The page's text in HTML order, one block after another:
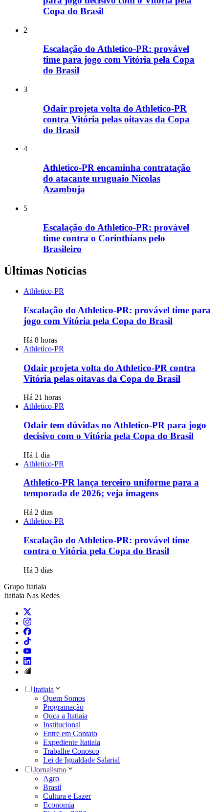
Copa do Brasil
2
Escalação do Athletico-PR: provável
time para jogo com Vitória pela Copa
do Brasil
3
Odair projeta volta do Athletico-PR
contra Vitória pelas oitavas da Copa
do Brasil
4
Athletico-PR encaminha contratação
do atacante uruguaio Nicolas
Azambuja
5
Escalação do Athletico-PR: provável
time contra o Corinthians pelo
Brasileiro
Últimas Notícias
Athletico-PR
Escalação do Athletico-PR: provável time para
jogo com Vitória pela Copa do Brasil
Há 8 horas
Athletico-PR
Odair projeta volta do Athletico-PR contra
Vitória pelas oitavas da Copa do Brasil
Há 21 horas
Athletico-PR
Odair tem dúvidas no Athletico-PR para jogo
decisivo com o Vitória pela Copa do Brasil
Há 1 dia
Athletico-PR
Athletico-PR lança terceiro uniforme para a
temporada de 2026; veja imagens
Há 2 dias
Athletico-PR
Escalação do Athletico-PR: provável time
contra o Vitória pela Copa do Brasil
Há 3 dias
Grupo Itatiaia
Itatiaia Nas Redes
Itatiaia
Quem Somos
Programação
Ouça a Itatiaia
Institucional
Entre em Contato
Expediente Itatiaia
Trabalhe Conosco
Lei de Igualdade Salarial
Jornalismo
Agro
Brasil
Cultura e Lazer
Economia